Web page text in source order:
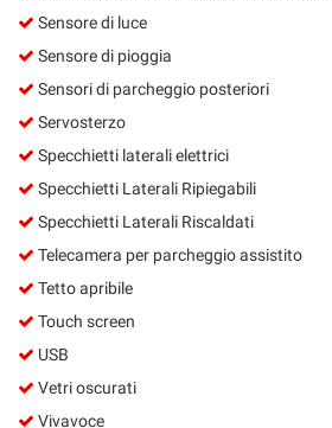
Sensore di luce
Sensore di pioggia
Sensori di parcheggio posteriori
Servosterzo
Specchietti laterali elettrici
Specchietti Laterali Ripiegabili
Specchietti Laterali Riscaldati
Telecamera per parcheggio assistito
Tetto apribile
Touch screen
USB
Vetri oscurati
Vivavoce